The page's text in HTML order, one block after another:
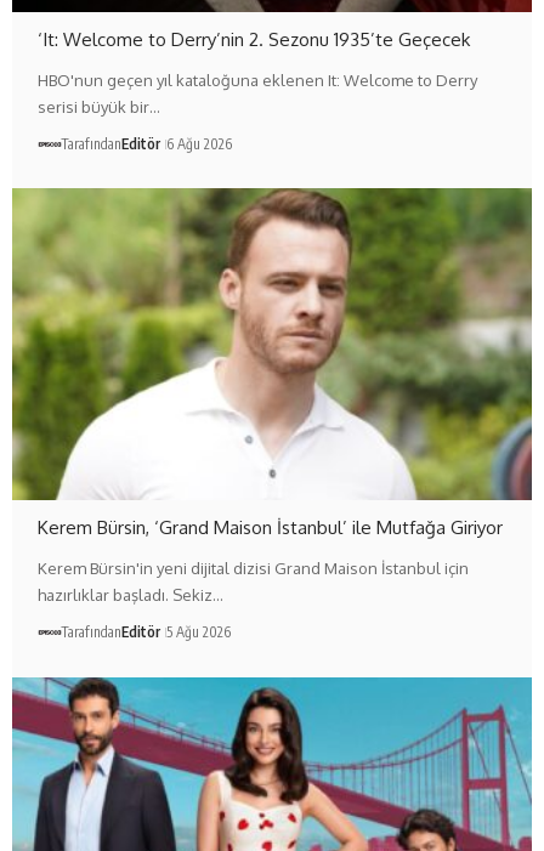
‘It: Welcome to Derry’nin 2. Sezonu 1935’te Geçecek
HBO'nun geçen yıl kataloğuna eklenen It: Welcome to Derry
serisi büyük bir…
TarafındanEditör 6 Ağu 2026
Kerem Bürsin, ‘Grand Maison İstanbul’ ile Mutfağa Giriyor
Kerem Bürsin'in yeni dijital dizisi Grand Maison İstanbul için
hazırlıklar başladı. Sekiz…
TarafındanEditör 5 Ağu 2026